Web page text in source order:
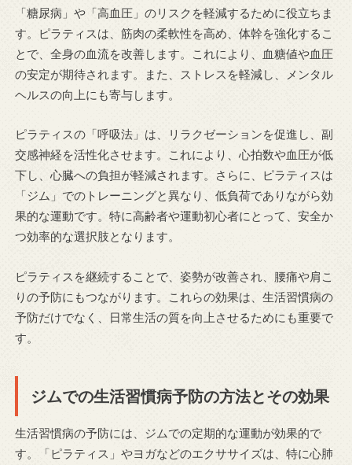
「糖尿病」や「高血圧」のリスクを軽減するために役立ちま
す。ピラティスは、筋肉の柔軟性を高め、体幹を強化するこ
とで、全身の血流を改善します。これにより、血糖値や血圧
の安定が期待されます。また、ストレスを軽減し、メンタル
ヘルスの向上にも寄与します。
ピラティスの「呼吸法」は、リラクゼーションを促進し、副
交感神経を活性化させます。これにより、心拍数や血圧が低
下し、心臓への負担が軽減されます。さらに、ピラティスは
「ジム」でのトレーニングと異なり、低負荷でありながら効
果的な運動です。特に高齢者や運動初心者にとって、安全か
つ効率的な選択肢となります。
ピラティスを継続することで、姿勢が改善され、腰痛や肩こ
りの予防にもつながります。これらの効果は、生活習慣病の
予防だけでなく、日常生活の質を向上させるためにも重要で
す。
ジムでの生活習慣病予防の方法とその効果
生活習慣病の予防には、ジムでの定期的な運動が効果的で
す。「ピラティス」やヨガなどのエクササイズは、特に心肺